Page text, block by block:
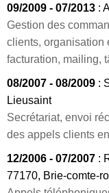
09/2009 - 07/2013 :
Gestion des
clients, organisation
facturation, mailing,
08/2007 - 08/2009 :
Lieusaint
Secrétariat, envoi
des appels clients
12/2006 - 07/2007 :
77170, Brie-comte-